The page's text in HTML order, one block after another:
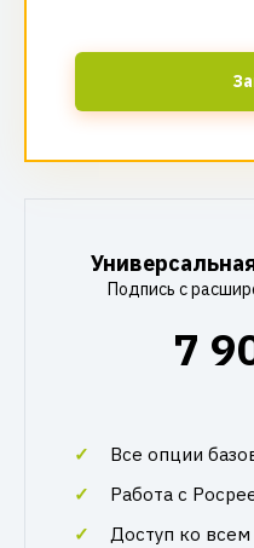
Подпись с
7
Все опции
Работа с
Доступ ко